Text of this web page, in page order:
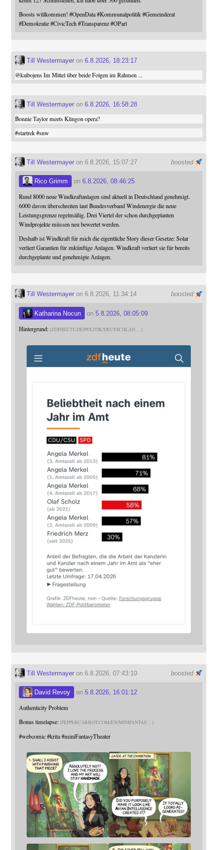
Boosts willkommen! #OpenData #Kommunalpolitik #Gemeinderat
#Demokratie #CivicTech #Transparenz #OParl
Till Westermayeron 6.8.2026, 18:23:17
@kaibojensIm Mittel über beide Folgen im Rahmen ...
Till Westermayeron 6.8.2026, 16:58:28
Bonnie Taylor meets Klingon opera?
#startrek #snw
boosted
Till Westermayeron 6.8.2026, 15:07:27
Rico Grimm on 6.8.2026, 08:46:25
Rund 8000 neue Windkraftanlagen sind aktuell in Deutschland genehmigt.
6000 davon überschreiten laut Bundesverband Windenergie die neue
Leistungsgrenze regelmäßig. Drei Viertel der schon durchgeplanten
Windprojekte müssen neu bewertet werden.
Deshalb ist Windkraft für mich die eigentliche Story dieser Gesetze: Solar
verliert Garantien für zukünftige Anlagen. Windkraft verliert sie für bereits
durchgeplante und genehmigte Anlagen.
boosted
Till Westermayeron 6.8.2026, 11:34:14
Katharina Nocun on 5.8.2026, 08:05:09
Hintergrund: ZDFHEUTE.DE/POLITIK/DEUTSCHLAN
boosted
Till Westermayeron 6.8.2026, 07:43:10
David Revoy on 5.8.2026, 16:01:12
Authenticity Problem
Bonus timelapse: PEPPERCARROT.COM/EN/MINIFANTAS
#webcomic #krita #miniFantasyTheater